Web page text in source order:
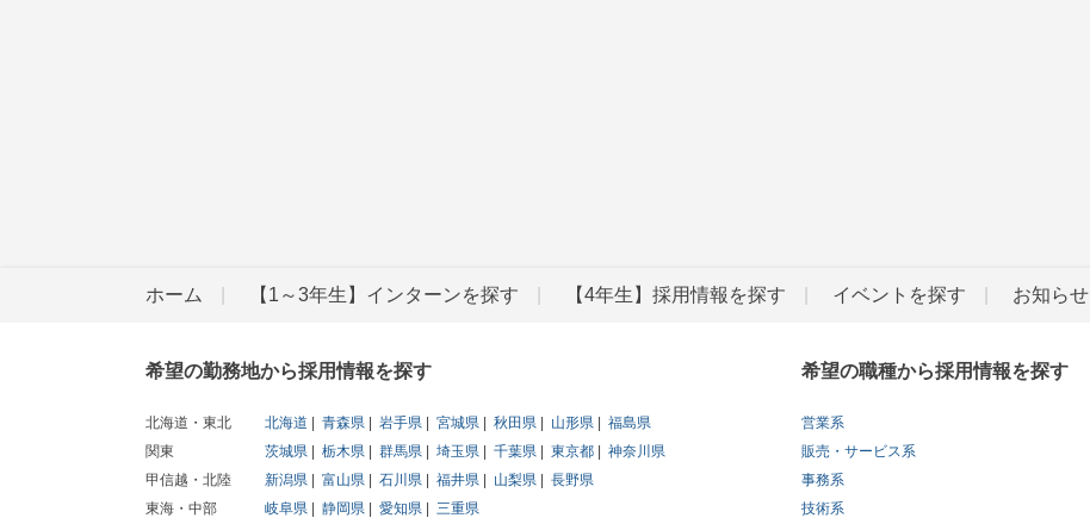
ホーム 【1～3年生】インターンを探す 【4年生】採用情報を探す イベントを探す お知らせ
希望の勤務地から採用情報を探す
北海道・東北 北海道 青森県 岩手県 宮城県 秋田県 山形県
福島県
関東
茨城県 栃木県 群馬県 埼玉県 千葉県 東京都
神奈川県
甲信越・北陸
新潟県 富山県 石川県 福井県 山梨県
長野県
東海・中部
岐阜県 静岡県 愛知県 三重県
希望の職種から採用情報を探す
営業系
販売・サービス系
事務系
技術系